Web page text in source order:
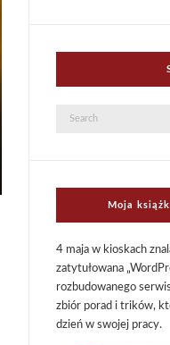
Search
Moja
4 maja w kioskach
zatytułowana
rozbudowanego
zbiór porad i trików,
dzień w swojej pracy.